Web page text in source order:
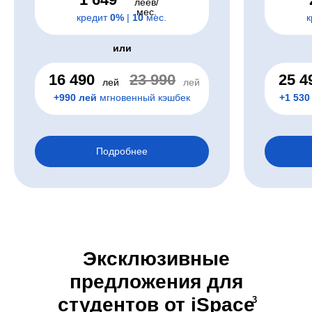
+1 530
25
Подробнее
кредит0% | 10мес.
+990 лей мгновенный кэшбек
мес.
или
16 490 лей 23 990 лей
Эксклюзивные
предложения для
студентов от iSpace3